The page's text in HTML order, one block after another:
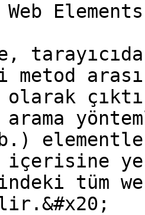
Elements
olarak
içerisine
tüm